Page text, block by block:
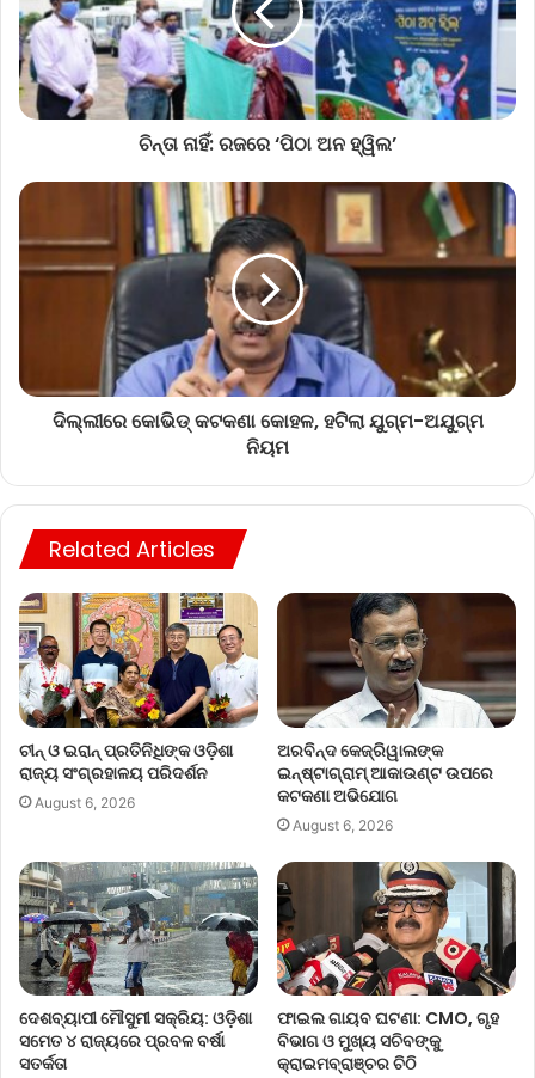
ଚିନ୍ତା ନାହିଁ: ରଜରେ ‘ପିଠା ଅନ ହ୍ୱିଲ’
ଦିଲ୍ଲୀରେ କୋଭିଡ୍ କଟକଣା କୋହଳ, ହଟିଲା ଯୁଗ୍ମ-ଅଯୁଗ୍ମ
ନିୟମ
Related Articles
ଚୀନ୍ ଓ ଇରାନ୍ ପ୍ରତିନିଧିଙ୍କ ଓଡ଼ିଶା
ରାଜ୍ୟ ସଂଗ୍ରହାଳୟ ପରିଦର୍ଶନ
August 6, 2026
ଅରବିନ୍ଦ କେଜ୍ରିୱାଲଙ୍କ
ଇନ୍‌ଷ୍ଟାଗ୍ରାମ୍ ଆକାଉଣ୍ଟ ଉପରେ
କଟକଣା ଅଭିଯୋଗ
August 6, 2026
ଦେଶବ୍ୟାପୀ ମୌସୁମୀ ସକ୍ରିୟ: ଓଡ଼ିଶା
ସମେତ ୪ ରାଜ୍ୟରେ ପ୍ରବଳ ବର୍ଷା
ସତର୍କତା
ଫାଇଲ ଗାୟବ ଘଟଣା: CMO, ଗୃହ
ବିଭାଗ ଓ ମୁଖ୍ୟ ସଚିବଙ୍କୁ
କ୍ରାଇମବ୍ରାଞ୍ଚର ଚିଠି